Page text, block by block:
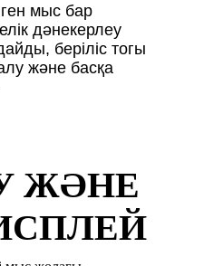
мыс бар
дәнекерлеу
беріліс тогы
және басқа
ЖӘНЕ